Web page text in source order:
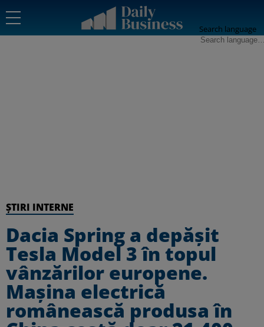
Search language
ȘTIRI INTERNE
Dacia Spring a depășit
Tesla Model 3 în topul
vânzărilor europene.
Mașina electrică
românească produsa în